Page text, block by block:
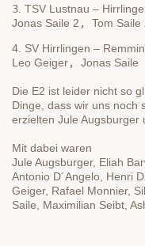
3 . TSV Lustnau –
Jonas Saile 2 , Tom Saile
4. SV Hirrlingen –
Leo Geiger, Jonas Saile
Die E2 ist leider nicht so
Dinge, dass wir uns noch
erzielten Jule Augsburger
Mit dabei waren
Jule Augsburger, Eliah
Antonio D´Angelo, Henri
Geiger, Rafael Monnier,
Saile, Maximilian Seibt,